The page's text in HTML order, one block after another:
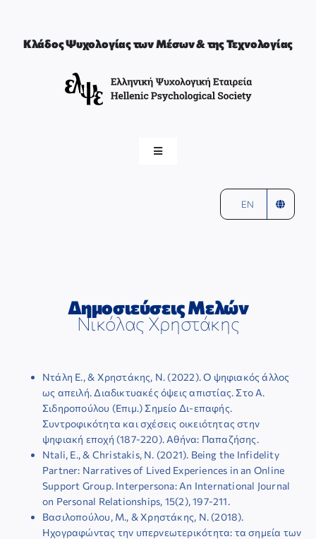
περιεχόμενο
Κλάδος Ψυχολογίας των Μέσων & της Τεχνολογίας
Toggle
ΕΠΙΣΤΗΜΟΝΙΚΕΣ ΕΚΔΗΛΩΣΕΙΣ
ΣΥΝΔΕΣΜΟΙ
ΕΠΙΣΤΗΜΟΝΙΚΟ ΥΛΙΚΟ
ΑΝΑΚΟΙΝΩΣΕΙΣ
ΕΠΙΚΟΙΝΩΝΙΑ
EN
Δημοσιεύσεις Μελών
Νικόλας Χρηστάκης
Ντάλη Ε., & Χρηστάκης, Ν. (2022). Ο ψηφιακός άλλος
ως απειλή. Διαδικτυακές όψεις απιστίας. Στο Α.
Σιδηροπούλου (Επιμ.) Σημείο Δι-επαφής.
Συντροφικότητα και σχέσεις οικειότητας στην
ψηφιακή εποχή (187-220). Αθήνα: Παπαζήσης.
Ntali, E., & Christakis, N. (2021). Being the Infidelity
Partner: Narratives of Lived Experiences in an Online
Support Group. Interpersona: An International Journal
on Personal Relationships, 15(2), 197-211.
Βασιλοπούλου, Μ., & Χρηστάκης, Ν. (2018).
Ηχογραφώντας την υπερνεωτερικότητα: τα σημεία των